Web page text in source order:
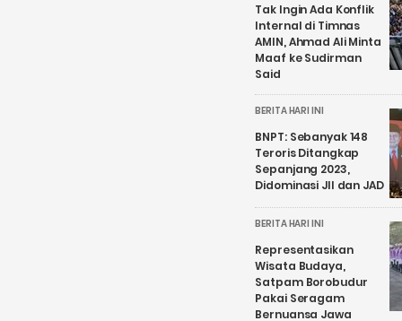
Tak Ingin Ada Konflik
Internal di Timnas
AMIN, Ahmad Ali Minta
Maaf ke Sudirman
Said
BERITA HARI INI
BNPT: Sebanyak 148
Teroris Ditangkap
Sepanjang 2023,
Didominasi JII dan JAD
BERITA HARI INI
Representasikan
Wisata Budaya,
Satpam Borobudur
Pakai Seragam
Bernuansa Jawa